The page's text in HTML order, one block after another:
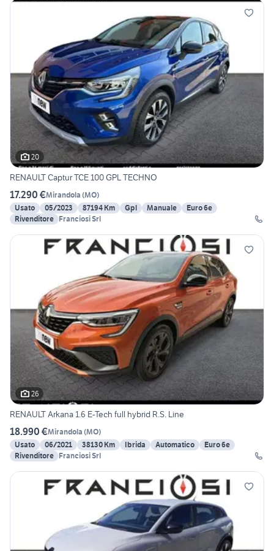
20
RENAULT Captur TCE 100 GPL TECHNO
17.290 €Mirandola (MO)
Usato
05/2023 87194 Km Gpl Manuale
Euro 6e
Rivenditore Franciosi Srl
26
RENAULT Arkana 1.6 E-Tech full hybrid R.S. Line
18.990 €Mirandola (MO)
Usato
06/2021 38130 Km Ibrida Automatico
Euro 6e
Rivenditore Franciosi Srl